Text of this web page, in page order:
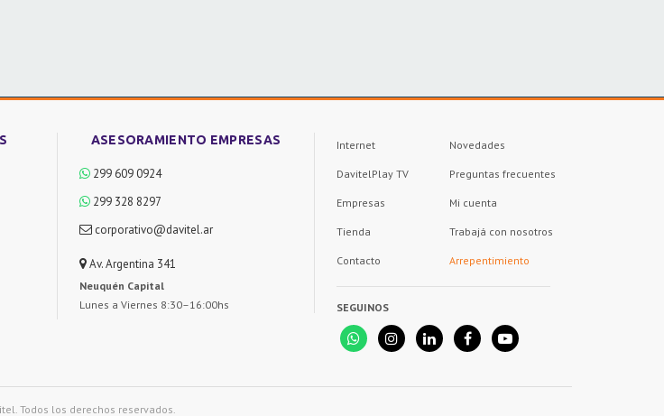
ASESORAMIENTO EMPRESAS
299 609 0924
299 328 8297
corporativo@davitel.ar
Av. Argentina 341
Neuquén Capital
Lunes a Viernes 8:30–16:00hs
Internet
DavitelPlay TV
Empresas
Tienda
Contacto
Novedades
Preguntas frecuentes
Mi cuenta
Trabajá con nosotros
Arrepentimiento
SEGUINOS
Todos los derechos reservados.